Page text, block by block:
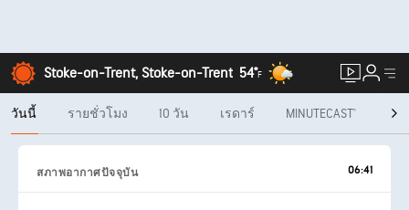
Stoke-on-Trent, Stoke-on-Trent 54°F
วันนี้ รายชั่วโมง 10 วัน เรดาร์ MINUTECAST® รา
สภาพอากาศปัจจุบัน 06:41